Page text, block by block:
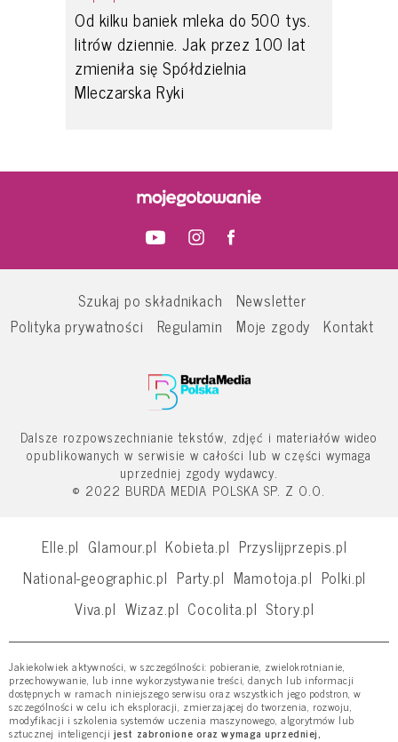
Od kilku baniek mleka do 500 tys.
litrów dziennie. Jak przez 100 lat
zmieniła się Spółdzielnia
Mleczarska Ryki
Szukaj po składnikach
Newsletter
Polityka prywatności
Regulamin Moje zgody Kontakt
Dalsze rozpowszechnianie tekstów, zdjęć i materiałów wideo
opublikowanych w serwisie w całości lub w części wymaga
uprzedniej zgody wydawcy.
© 2022 BURDA MEDIA POLSKA SP. Z O.O.
Elle.pl Glamour.pl Kobieta.pl Przyslijprzepis.pl
National-geographic.pl Party.pl Mamotoja.pl Polki.pl
Viva.pl Wizaz.pl Cocolita.pl Story.pl
Jakiekolwiek aktywności, w szczególności: pobieranie, zwielokrotnianie,
przechowywanie, lub inne wykorzystywanie treści, danych lub informacji
dostępnych w ramach niniejszego serwisu oraz wszystkich jego podstron, w
szczególności w celu ich eksploracji, zmierzającej do tworzenia, rozwoju,
modyfikacji i szkolenia systemów uczenia maszynowego, algorytmów lub
sztucznej inteligencji jest zabronione oraz wymaga uprzedniej,